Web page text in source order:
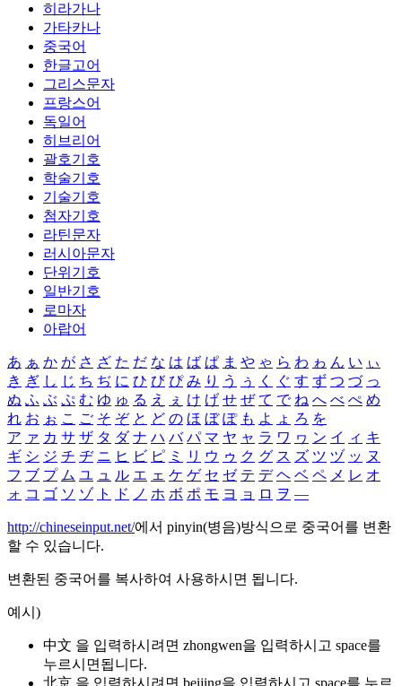
히라가나
가타카나
중국어
한글고어
그리스문자
프랑스어
독일어
히브리어
괄호기호
학술기호
기술기호
첨자기호
라틴문자
러시아문자
단위기호
일반기호
로마자
아랍어
あ ぁ か が さ ざ た だ な は ば ぱ ま や ゃ ら わ ゎ ん い ぃ
き ぎ し じ ち ぢ に ひ び ぴ み り う ぅ く ぐ す ず つ づ っ
ぬ ふ ぶ ぷ む ゆ ゅ る え ぇ け げ せ ぜ て で ね へ べ ぺ め
れ お ぉ こ ご そ ぞ と ど の ほ ぼ ぽ も よ ょ ろ を
ア ァ カ サ ザ タ ダ ナ ハ バ パ マ ヤ ャ ラ ワ ヮ ン イ ィ キ
ギ シ ジ チ ヂ ニ ヒ ビ ピ ミ リ ウ ゥ ク グ ス ズ ツ ヅ ッ ヌ
フ ブ プ ム ユ ュ ル エ ェ ケ ゲ セ ゼ テ デ ヘ ベ ペ メ レ オ
ォ コ ゴ ソ ゾ ト ド ノ ホ ボ ポ モ ヨ ョ ロ ヲ ―
http://chineseinput.net/에서 pinyin(병음)방식으로 중국어를 변환
할 수 있습니다.
변환된 중국어를 복사하여 사용하시면 됩니다.
예시)
中文 을 입력하시려면 zhongwen을 입력하시고 space를
누르시면됩니다.